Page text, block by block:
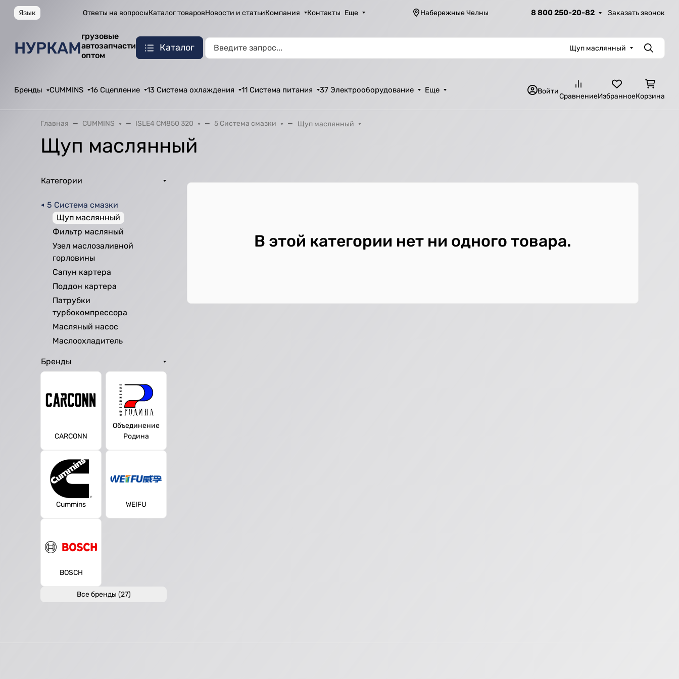
Язык Ответы на вопросыКаталог товаровНовости и статьиКомпания Контакты Еще Набережные Челны 8 800 250-20-82 Заказать звонок
НУРКАМ
грузовые
автозапчасти
оптом
Каталог Щуп маслянный Поиск
Бренды CUMMINS 16 Сцепление 13 Система охлаждения 11 Система питания 37 Электрооборудование Еще Войти
СравнениеИзбранноеКорзина
Главная CUMMINS ISLE4 CM850 320 5 Система смазки Щуп маслянный
Щуп маслянный
Категории
5 Система смазки
Щуп маслянный
Фильтр масляный
Узел маслозаливной
горловины
Сапун картера
Поддон картера
Патрубки
турбокомпрессора
Масляный насос
Маслоохладитель
Бренды
CARCONN
Объединение
Родина
Cummins WEIFU
BOSCH
Все бренды (27)
В этой категории нет ни одного товара.